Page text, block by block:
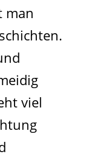
man
viel